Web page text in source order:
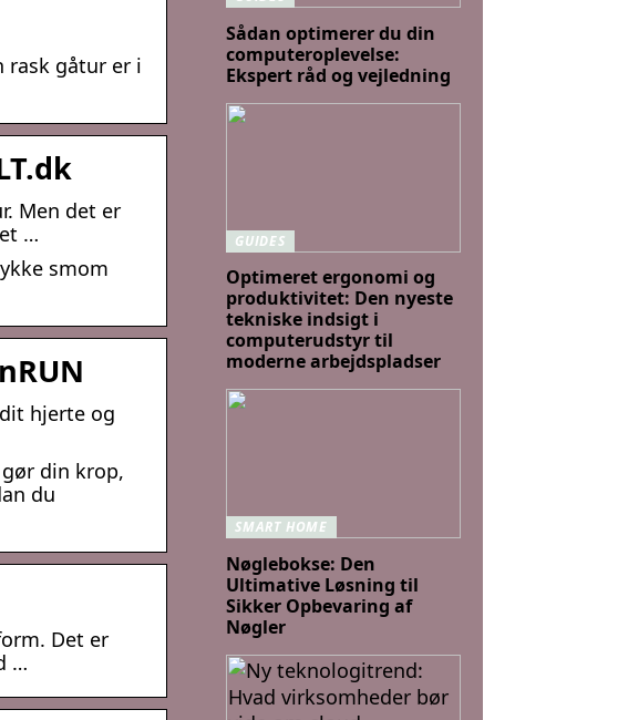
rask gåtur er i
Men det er
…
smom
hjerte og
din krop,
du
Det er
…
Sådan optimerer du din
computeroplevelse:
Ekspert råd og vejledning
GUIDES
Optimeret ergonomi og
produktivitet: Den nyeste
tekniske indsigt i
computerudstyr til
moderne arbejdspladser
SMART HOME
Nøglebokse: Den
Ultimative Løsning til
Sikker Opbevaring af
Nøgler